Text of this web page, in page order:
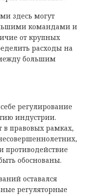
здесь могут
командами и
от крупных
расходы на
большим
регулирование
индустрии.
в правовых рамках,
противодействие
обоснованы.
оставался
регуляторные